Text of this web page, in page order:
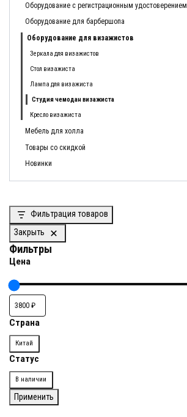
Оборудование с регистрационным удостоверением
Оборудование для барбершопа
Оборудование для визажистов
Зеркала для визажистов
Стол визажиста
Лампа для визажиста
Студия чемодан визажиста
Кресло визажиста
Мебель для холла
Товары со скидкой
Новинки
Фильтрация товаров
Закрыть
Фильтры
Цена
Страна
Страна
Китай
Статус
Доступность
В наличии
Применить